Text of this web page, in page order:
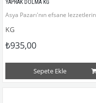
YAPRAK DOLMA KG
Asya Pazarı'nın efsane
KG
₺935,00
Sepete Ekle